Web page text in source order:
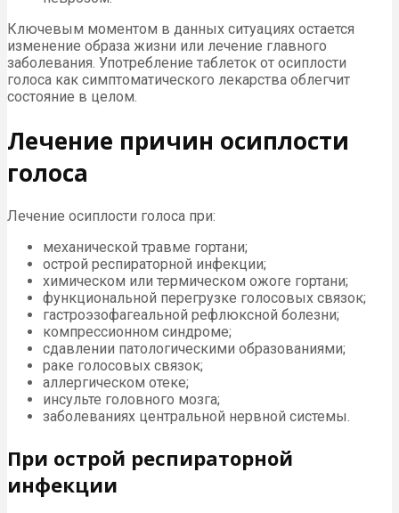
Ключевым моментом в данных ситуациях остается
изменение образа жизни или лечение главного
заболевания. Употребление таблеток от осиплости
голоса как симптоматического лекарства облегчит
состояние в целом.
Лечение причин осиплости
голоса
Лечение осиплости голоса при:
механической травме гортани;
острой респираторной инфекции;
химическом или термическом ожоге гортани;
функциональной перегрузке голосовых связок;
гастроэзофагеальной рефлюксной болезни;
компрессионном синдроме;
сдавлении патологическими образованиями;
раке голосовых связок;
аллергическом отеке;
инсульте головного мозга;
заболеваниях центральной нервной системы.
При острой респираторной
инфекции